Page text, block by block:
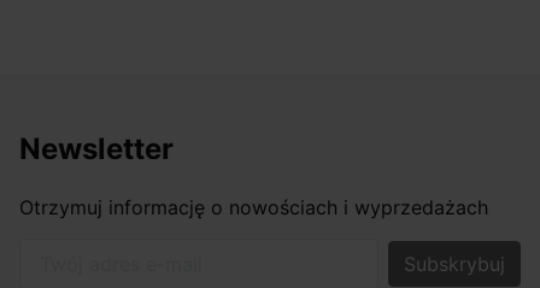
Newsletter
Otrzymuj informację o nowościach i wyprzedażach